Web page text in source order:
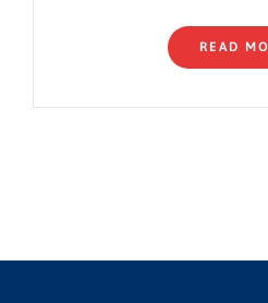
READ